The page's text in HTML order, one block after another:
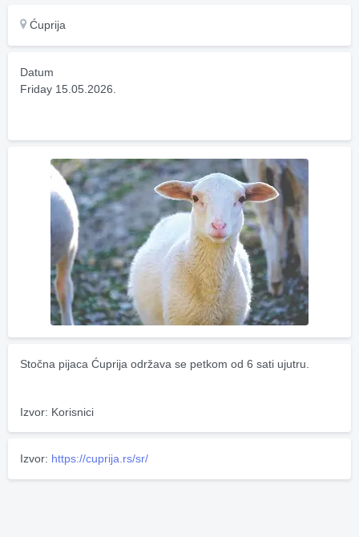
Ćuprija
Datum
Friday 15.05.2026.
Stočna pijaca Ćuprija održava se petkom od 6 sati ujutru.
Izvor: Korisnici
Izvor: https://cuprija.rs/sr/